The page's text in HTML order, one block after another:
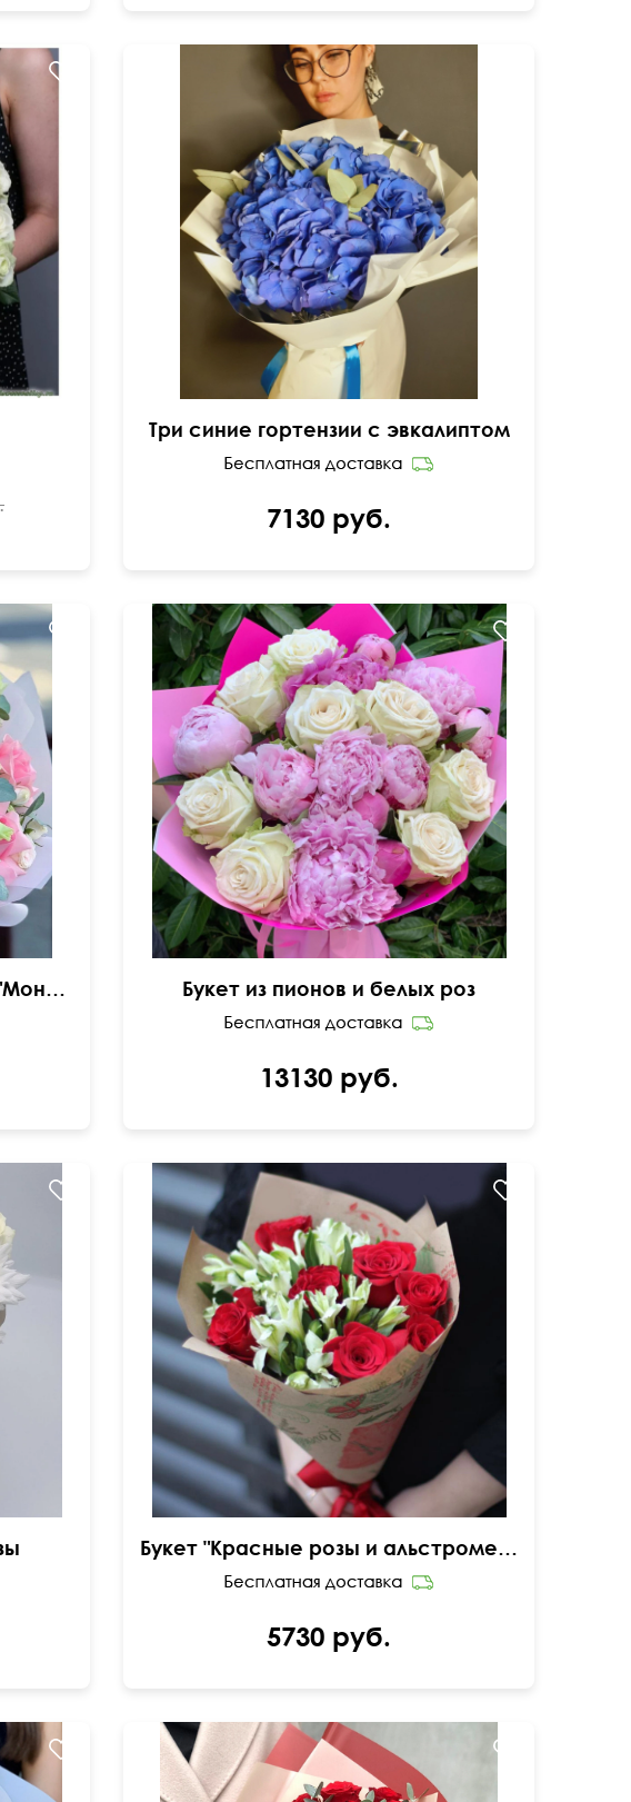
Три синие гортензии с эвкалиптом
7130 руб.
Дизайнерский букет цветов "Моника"
Современная упаковка
Букет из пионов и белых роз
13130 руб.
в крафтовой бумаге
Букет "Красные розы и альстромерия"
5730 руб.